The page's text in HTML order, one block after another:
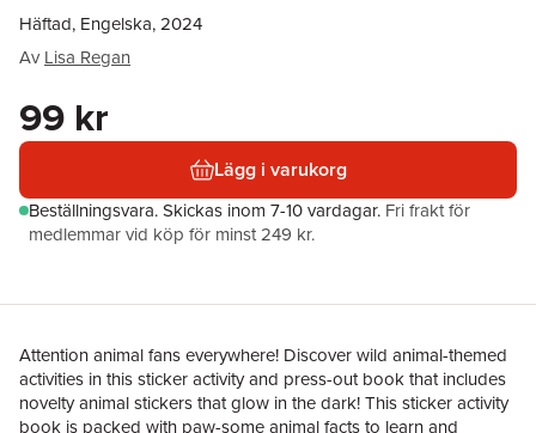
Häftad, Engelska, 2024
Av Lisa Regan
99 kr
Lägg i varukorg
Beställningsvara.Skickas inom 7-10 vardagar. Fri frakt för
medlemmar vid köp för minst 249 kr.
Attention animal fans everywhere! Discover wild animal-themed
activities in this sticker activity and press-out book that includes
novelty animal stickers that glow in the dark! This sticker activity
book is packed with paw-some animal facts to learn and